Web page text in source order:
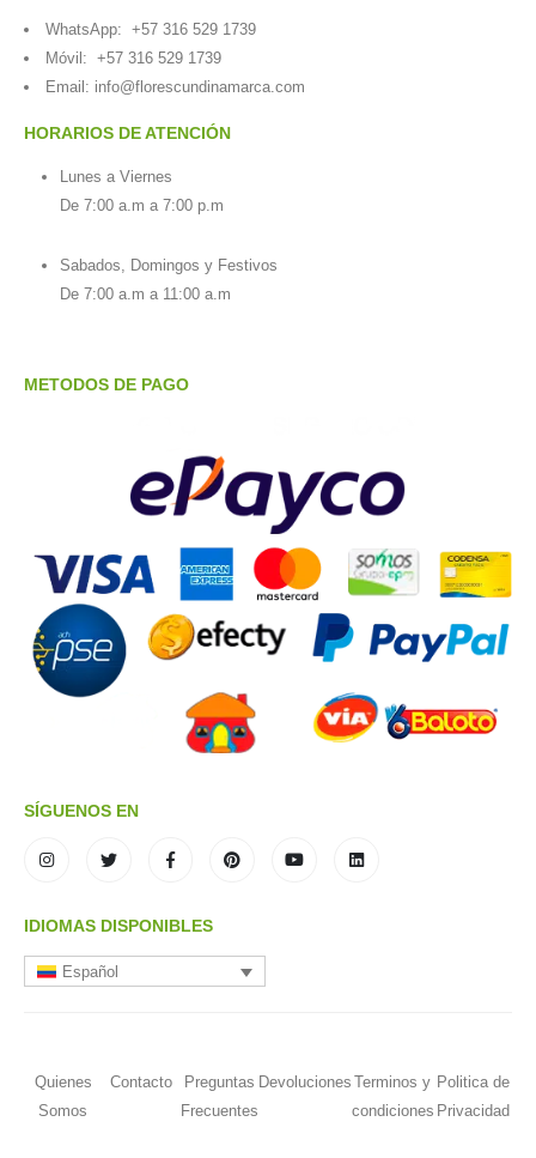
WhatsApp: +57 316 529 1739
Móvil: +57 316 529 1739
Email: info@florescundinamarca.com
HORARIOS DE ATENCIÓN
Lunes a Viernes
De 7:00 a.m a 7:00 p.m
Sabados, Domingos y Festivos
De 7:00 a.m a 11:00 a.m
METODOS DE PAGO
SÍGUENOS EN
IDIOMAS DISPONIBLES
Español
Quienes
Somos
Contacto
Preguntas
Frecuentes
Devoluciones Terminos y
condiciones
Politica de
Privacidad